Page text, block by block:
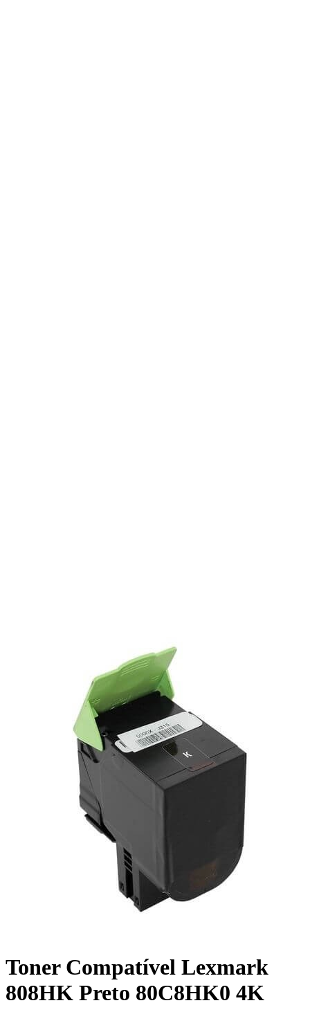
Toner Compatível Lexmark
808HK Preto 80C8HK0 4K